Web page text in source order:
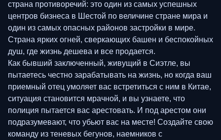
страна противоречий: это один из самых успешных
центров бизнеса в Шестой по величине стране мира и
один из самых опасных районов застройки в мире.
Страна ярких огней, сверкающих башен и беспокойных
душ, где жизнь дешева и все продается.
Как бывший заключенный, живущий в Сиэтле, вы
пытаетесь честно зарабатывать на жизнь, но когда ваш
приемный отец умоляет вас встретиться с ним в Китае,
ситуация становится мрачной, и вы узнаете, что
полиция пытается вас арестовать. И под арестом они
подразумевают, что убьют вас на месте! Создайте свою
команду из теневых бегунов, наемников с